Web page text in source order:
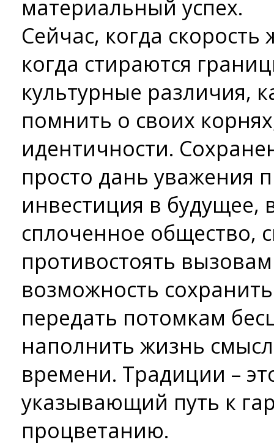
материальный успех.
Сейчас, когда скорость
когда стираются
культурные различия,
помнить о своих
идентичности.
просто дань уважения
инвестиция в будущее,
сплоченное общество,
противостоять
возможность
передать потомкам
наполнить жизнь
времени. Традиции –
указывающий путь к
процветанию.